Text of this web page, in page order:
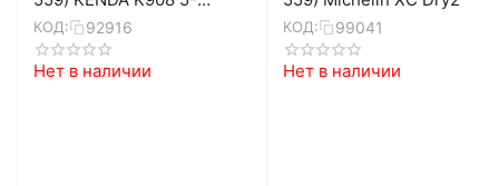
529269 K-SHIELD
КОД: 92916
Нет в наличии
КОД: 99041
Нет в наличии